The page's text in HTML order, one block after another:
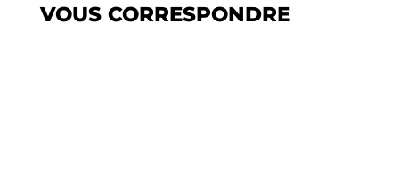
VOUS CORRESPONDRE